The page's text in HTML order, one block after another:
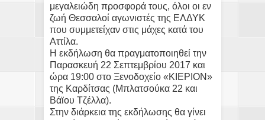
μεγαλειώδη προσφορά τους, όλοι οι εν
ζωή Θεσσαλοί αγωνιστές της ΕΛΔΥΚ
που συμμετείχαν στις μάχες κατά του
Αττίλα.
Η εκδήλωση θα πραγματοποιηθεί την
Παρασκευή 22 Σεπτεμβρίου 2017 και
ώρα 19:00 στο Ξενοδοχείο «ΚΙΕΡΙΟΝ»
της Καρδίτσας (Μπλατσούκα 22 και
Βάϊου Τζέλλα).
Στην διάρκεια της εκδήλωσης θα γίνει